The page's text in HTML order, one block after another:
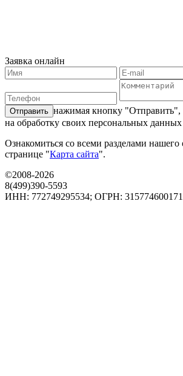
Заявка онлайн
нажимая кнопку "Отправить",
на обработку своих персональных данных
Ознакомиться со всеми разделами
странице "Карта сайта".
©2008-2026
8(499)390-5593
ИНН: 772749295534; ОГРН: